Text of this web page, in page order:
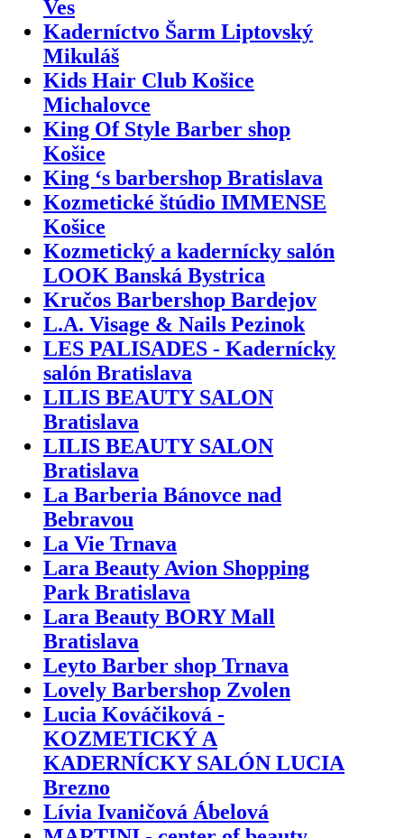
Ves
Kaderníctvo Šarm Liptovský
Mikuláš
Kids Hair Club Košice
Michalovce
King Of Style Barber shop
Košice
King ‘s barbershop Bratislava
Kozmetické štúdio IMMENSE
Košice
Kozmetický a kadernícky salón
LOOK Banská Bystrica
Kručos Barbershop Bardejov
L.A. Visage & Nails Pezinok
LES PALISADES - Kadernícky
salón Bratislava
LILIS BEAUTY SALON
Bratislava
LILIS BEAUTY SALON
Bratislava
La Barberia Bánovce nad
Bebravou
La Vie Trnava
Lara Beauty Avion Shopping
Park Bratislava
Lara Beauty BORY Mall
Bratislava
Leyto Barber shop Trnava
Lovely Barbershop Zvolen
Lucia Kováčiková -
KOZMETICKÝ A
KADERNÍCKY SALÓN LUCIA
Brezno
Lívia Ivaničová Ábelová